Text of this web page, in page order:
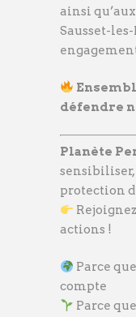
ainsi
Sausset-
défendre
Planète
sensibiliser,
protection
actions !
Parce
compte
Parce